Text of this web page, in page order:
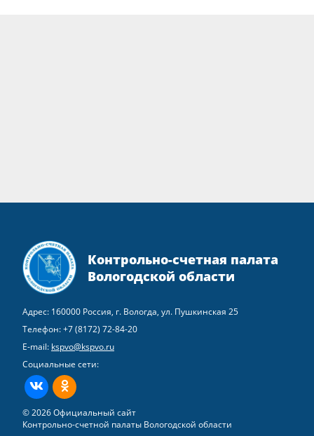
Контрольно-счетная палата
Вологодской области
Адрес: 160000 Россия, г. Вологда, ул. Пушкинская 25
Телефон:+7 (8172) 72-84-20
E-mail: kspvo@kspvo.ru
Социальные сети:
ВКонтактеОдноклассники
© 2026 Официальный сайт
Контрольно-счетной палаты Вологодской области